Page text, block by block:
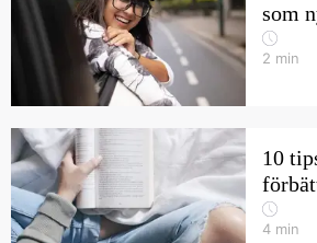
som
2 min
10
4 min